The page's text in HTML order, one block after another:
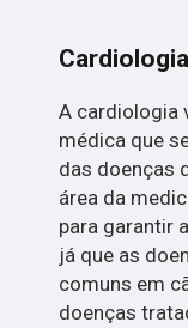
A cardiologia
médica que
das doenças
área da
para garantir
já que as
comuns em
doenças